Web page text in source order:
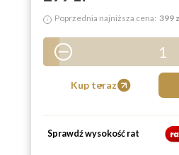
i Poprzednia najniższa cena: 399
1
5
10
15
Kup teraz
Sprawdź wysokość rat